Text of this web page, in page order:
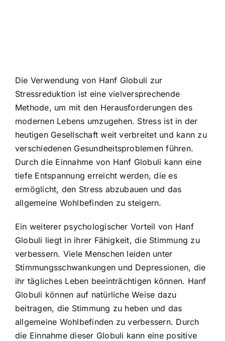
Die Verwendung von Hanf Globuli zur
Stressreduktion ist eine vielversprechende
Methode, um mit den Herausforderungen des
modernen Lebens umzugehen. Stress ist in der
heutigen Gesellschaft weit verbreitet und kann zu
verschiedenen Gesundheitsproblemen führen.
Durch die Einnahme von Hanf Globuli kann eine
tiefe Entspannung erreicht werden, die es
ermöglicht, den Stress abzubauen und das
allgemeine Wohlbefinden zu steigern.
Ein weiterer psychologischer Vorteil von Hanf
Globuli liegt in ihrer Fähigkeit, die Stimmung zu
verbessern. Viele Menschen leiden unter
Stimmungsschwankungen und Depressionen, die
ihr tägliches Leben beeinträchtigen können. Hanf
Globuli können auf natürliche Weise dazu
beitragen, die Stimmung zu heben und das
allgemeine Wohlbefinden zu verbessern. Durch
die Einnahme dieser Globuli kann eine positive